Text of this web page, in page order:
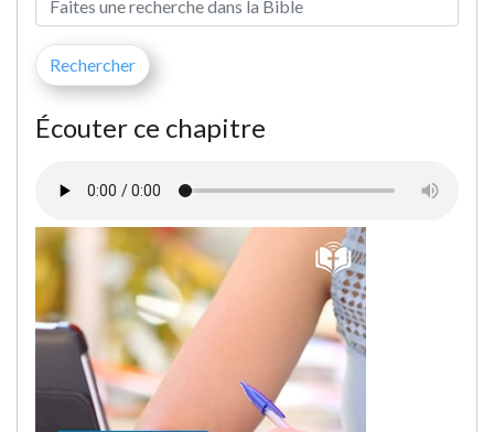
Écouter ce chapitre